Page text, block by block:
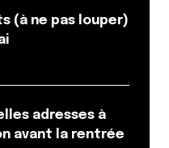
(à ne pas louper)
adresses à
avant la rentrée